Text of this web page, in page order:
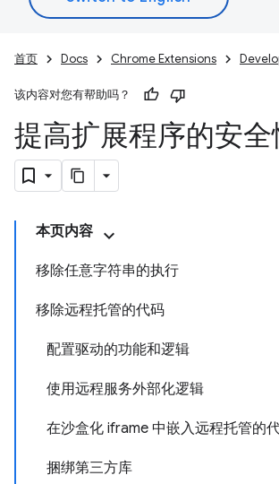
首页 Docs Chrome Extensions
该内容对您有帮助吗？
提高扩展程序的安全
本页内容
移除任意字符串的执行
移除远程托管的代码
配置驱动的功能和逻辑
使用远程服务外部化逻辑
在沙盒化 iframe 中嵌入远程托管的
捆绑第三方库